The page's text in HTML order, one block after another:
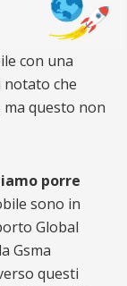
con una
notato che
ma questo non
porre
sono in
Global
Gsma
questi